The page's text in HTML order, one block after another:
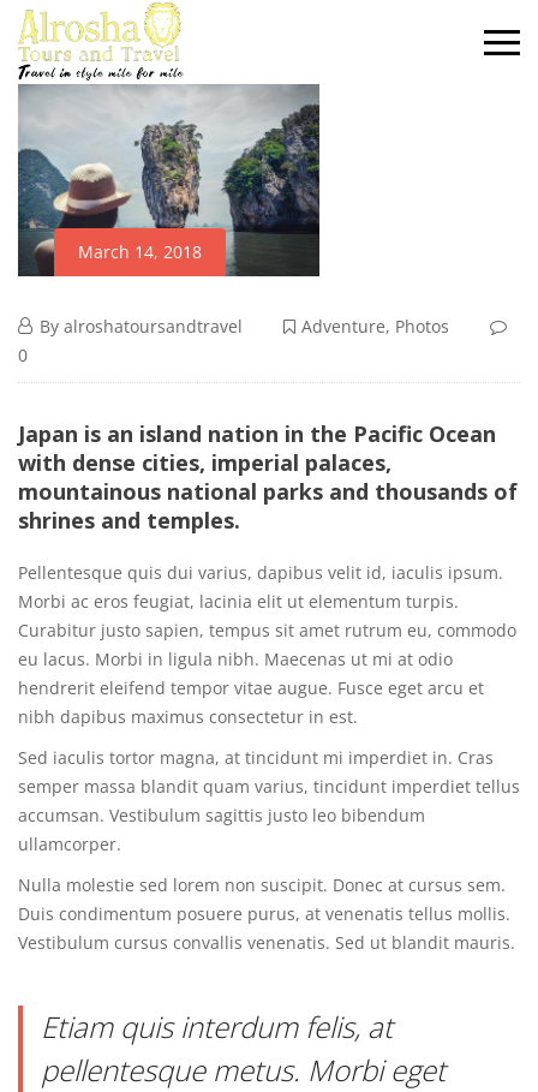
March 14, 2018
By alroshatoursandtravel Adventure, Photos
0
Japan is an island nation in the Pacific Ocean
with dense cities, imperial palaces,
mountainous national parks and thousands of
shrines and temples.
Pellentesque quis dui varius, dapibus velit id, iaculis ipsum.
Morbi ac eros feugiat, lacinia elit ut elementum turpis.
Curabitur justo sapien, tempus sit amet rutrum eu, commodo
eu lacus. Morbi in ligula nibh. Maecenas ut mi at odio
hendrerit eleifend tempor vitae augue. Fusce eget arcu et
nibh dapibus maximus consectetur in est.
Sed iaculis tortor magna, at tincidunt mi imperdiet in. Cras
semper massa blandit quam varius, tincidunt imperdiet tellus
accumsan. Vestibulum sagittis justo leo bibendum
ullamcorper.
Nulla molestie sed lorem non suscipit. Donec at cursus sem.
Duis condimentum posuere purus, at venenatis tellus mollis.
Vestibulum cursus convallis venenatis. Sed ut blandit mauris.
Etiam quis interdum felis, at
pellentesque metus. Morbi eget